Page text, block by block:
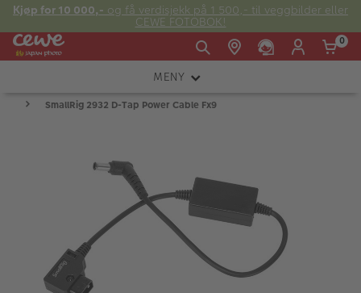
Kjøp for 10 000,- og få verdisjekk på 1 500,- til veggbilder eller
CEWE FOTOBOK!
Fre:
20:00
E-post:
kundeservice@japanphoto.no
0
MENY
KAMERA
FOTOTILBEHØR
INSTANTFOTO
ANALOG
SmallRig 2932 D-Tap Power Cable Fx9